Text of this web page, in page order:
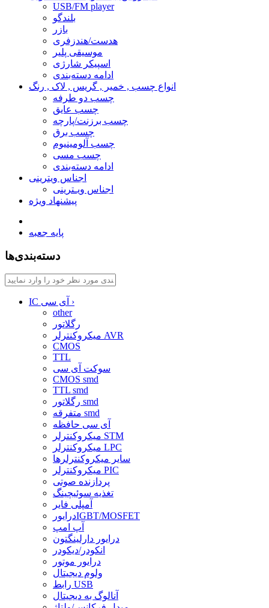
USB/FM player
بلندگو
بازر
هدست/هندزفری
موسیقی پلیر
اسپیکر شارژی
ادامه دسته‌بندی
انواع چسب , خمیر , گریس , لاک , رنگ
چسب دو طرفه
چسب عایق
چسب برزنت/پارچه
چسب برق
چسب آلومینیوم
چسب مسی
ادامه دسته‌بندی
اجناس ویترینی
اجناس ویـترینی
پیشنهاد ویژه
پایه جعبه
دسته‌بندی‌ها
›
other
رگلاتور
میکروکنترلر AVR
CMOS
TTL
سوکت آی سی
CMOS smd
TTL smd
رگلاتور smd
متفرقه smd
آی سی حافظه
میکروکنترلر STM
میکروکنترلر LPC
سایر میکروکنترلرها
میکروکنترلر PIC
پردازنده صوتی
تغذیه سوئیچینگ
آمپلی فایر
درایورIGBT/MOSFET
آپ امپ
درایور دارلینگتون
انکودر/دیکودر
درایور موتور
ولوم دیجیتال
رابط USB
آنالوگ به دیجیتال